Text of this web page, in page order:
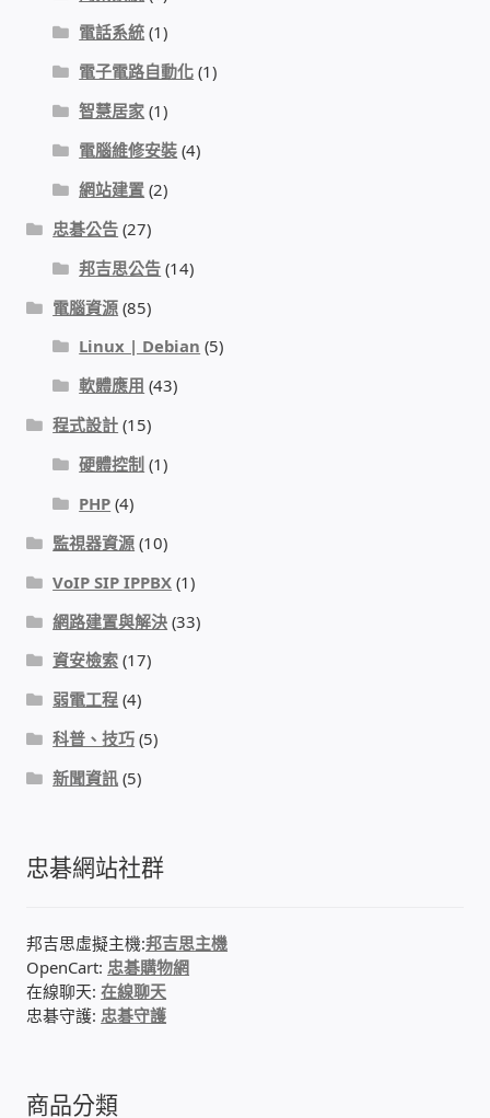
智慧櫃
電子鎖 凱特安Kwikset
電子模組電路模塊
門禁安全控制 工具 軟體 手冊
建築技術設備設置
租屋維修、租屋安全
公用房間插卡計費方案
線上網路購物
我的帳號
結帳
購物車
電話系統 (1)
電子電路自動化 (1)
智慧居家 (1)
電腦維修安裝 (4)
網站建置 (2)
忠碁公告 (27)
邦吉思公告 (14)
電腦資源 (85)
Linux | Debian (5)
軟體應用 (43)
程式設計 (15)
硬體控制 (1)
PHP (4)
監視器資源 (10)
VoIP SIP IPPBX (1)
網路建置與解決 (33)
資安檢索 (17)
弱電工程 (4)
科普、技巧 (5)
新聞資訊 (5)
忠碁網站社群
邦吉思虛擬主機:邦吉思主機
OpenCart:忠碁購物網
在線聊天:在線聊天
忠碁守護:忠碁守護
商品分類